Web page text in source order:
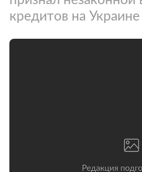
кредитов на Украине